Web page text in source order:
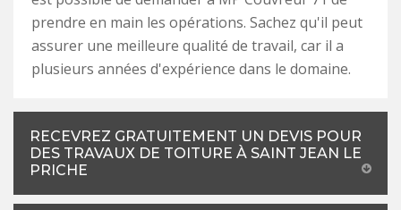
prendre en main les opérations. Sachez qu'il peut
assurer une meilleure qualité de travail, car il a
plusieurs années d'expérience dans le domaine.
RECEVREZ GRATUITEMENT UN DEVIS POUR
DES TRAVAUX DE TOITURE À SAINT JEAN LE
PRICHE